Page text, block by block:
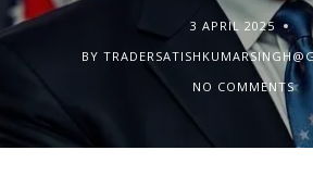
3 APRIL 2025
BY
NO COMMENTS